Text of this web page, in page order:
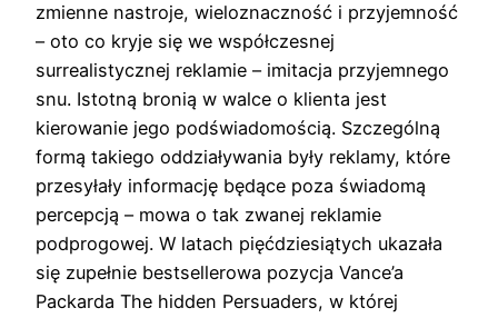
zmienne nastroje, wieloznaczność i przyjemność
– oto co kryje się we współczesnej
surrealistycznej reklamie – imitacja przyjemnego
snu. Istotną bronią w walce o klienta jest
kierowanie jego podświadomością. Szczególną
formą takiego oddziaływania były reklamy, które
przesyłały informację będące poza świadomą
percepcją – mowa o tak zwanej reklamie
podprogowej. W latach pięćdziesiątych ukazała
się zupełnie bestsellerowa pozycja Vance’a
Packarda The hidden Persuaders, w której